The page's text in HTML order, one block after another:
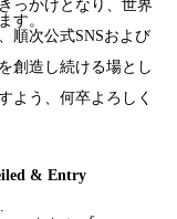
っかけとなり、世界
す。
順次公式SNSおよび
創造し続ける場とし
よう、何卒よろしく
& Entry